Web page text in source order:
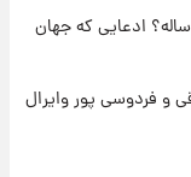
راز طول عمر انسان در دستان یک نوجوان ۱۵ ساله؟ ادعایی که جهان
و فردوسی پور وایرال